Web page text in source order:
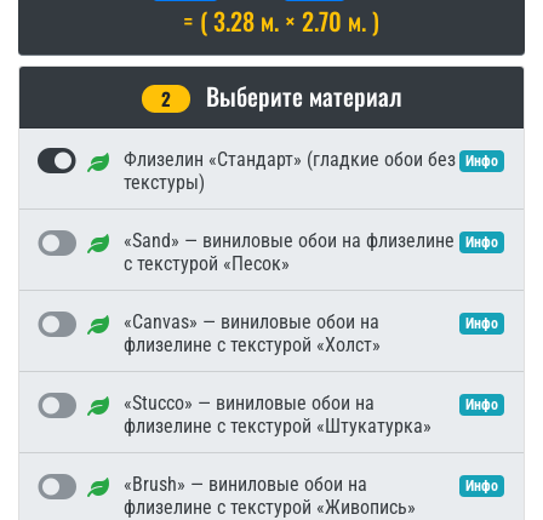
= ( 3.28 м. × 2.70 м. )
2 Выберите материал
Флизелин «Стандарт» (гладкие обои без
текстуры)
Инфо
«Sand» — виниловые обои на флизелине
с текстурой «Песок»
Инфо
«Canvas» — виниловые обои на
флизелине с текстурой «Холст»
Инфо
«Stucco» — виниловые обои на
флизелине с текстурой «Штукатурка»
Инфо
«Brush» — виниловые обои на
флизелине с текстурой «Живопись»
Инфо